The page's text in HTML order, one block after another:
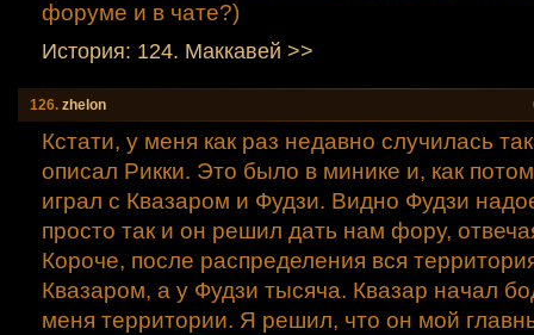
форуме и в чате?)
История: 124. Маккавей >>
126. zhelon
Кстати, у меня как раз недавно случилась
описал Рикки. Это было в минике и, как
играл с Квазаром и Фудзи. Видно Фудзи
просто так и он решил дать нам фору,
Короче, после распределения вся
Квазаром, а у Фудзи тысяча. Квазар начал
меня территории. Я решил, что он мой